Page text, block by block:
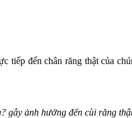
đến chân răng thật của
gây ảnh hưởng đến cùi răng